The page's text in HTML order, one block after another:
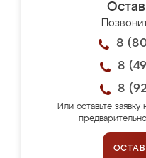
8
8
8
Или оставьте заявку